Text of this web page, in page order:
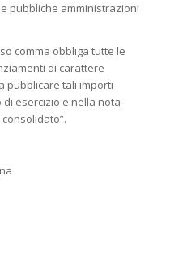
pubbliche amministrazioni
comma obbliga tutte le
di carattere
pubblicare tali importi
esercizio e nella nota